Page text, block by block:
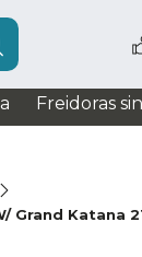
Freidoras
Grand Katana